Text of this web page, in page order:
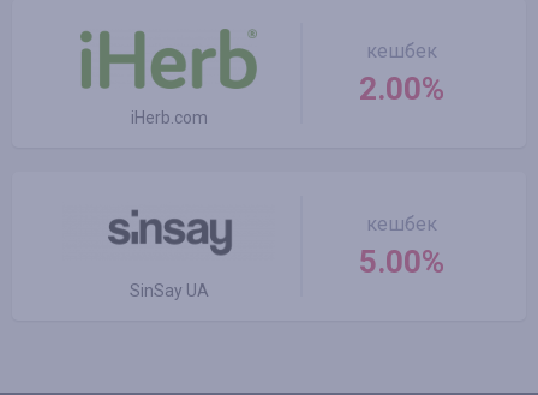
iHerb.com
кешбек
2.00%
SinSay UA
кешбек
5.00%